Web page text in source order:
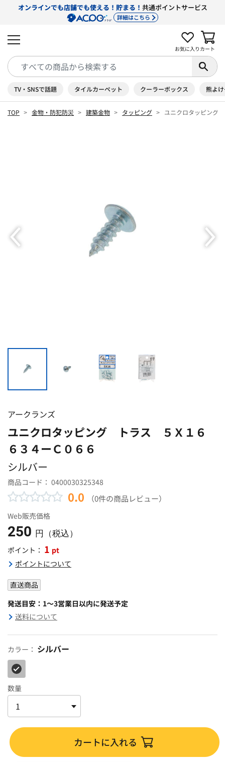
オンラインでも店舗でも使える！貯まる！ 共通ポイントサービス
詳細はこちら
お気に入り カート
TV・SNSで話題 タイルカーペット クーラーボックス 熊よ
TOP 金物・防犯防災 建築金物 タッピング ユニクロタッピン
アークランズ
ユニクロタッピング トラス ５Ｘ１６
６３４ーＣ０６６
シルバー
商品コード： 0400030325348
0.0 （0件の商品レビュー）
Web販売価格
250 円（税込）
ポイント： 1 pt
ポイントについて
直送商品
発送目安：1～3営業日以内に発送予定
送料について
カラー： シルバー
数量
カートに入れる